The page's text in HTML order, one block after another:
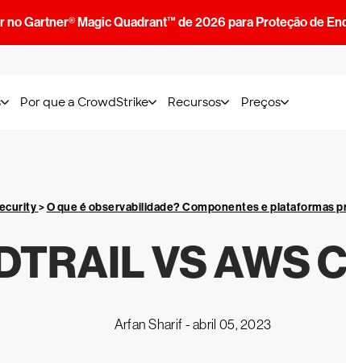
no Gartner® Magic Quadrant™ de 2026 para Proteção de
Por que a CrowdStrike Recursos Preços
>O que é observabilidade? Componentes e plataformas
VS AWS
Arfan Sharif -abril 05, 2023